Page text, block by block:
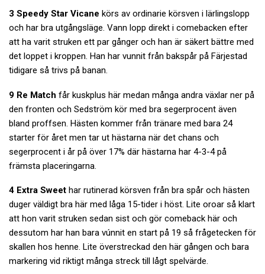
3 Speedy Star Vicane körs av ordinarie körsven i lärlingslopp
och har bra utgångsläge. Vann lopp direkt i comebacken efter
att ha varit struken ett par gånger och han är säkert bättre med
det loppet i kroppen. Han har vunnit från bakspår på Färjestad
tidigare så trivs på banan.
9 Re Match får kuskplus här medan många andra växlar ner på
den fronten och Sedström kör med bra segerprocent även
bland proffsen. Hästen kommer från tränare med bara 24
starter för året men tar ut hästarna när det chans och
segerprocent i år på över 17% där hästarna har 4-3-4 på
främsta placeringarna.
4 Extra Sweet har rutinerad körsven från bra spår och hästen
duger väldigt bra här med låga 15-tider i höst. Lite oroar så klart
att hon varit struken sedan sist och gör comeback här och
dessutom har han bara vúnnit en start på 19 så frågetecken för
skallen hos henne. Lite överstreckad den här gången och bara
markering vid riktigt många streck till lågt spelvärde.